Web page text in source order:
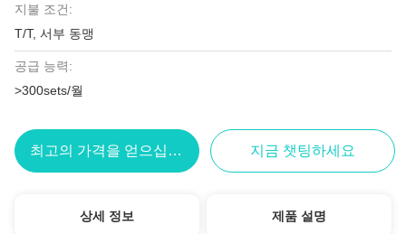
지불 조건:
T/T, 서부 동맹
공급 능력:
>300sets/월
최고의 가격을 얻으십시오 지금 챗팅하세요
상세 정보 제품 설명